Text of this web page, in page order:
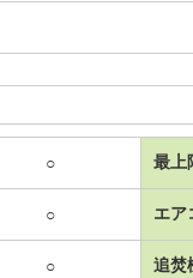
○ 最上
○ エア
○ 追焚